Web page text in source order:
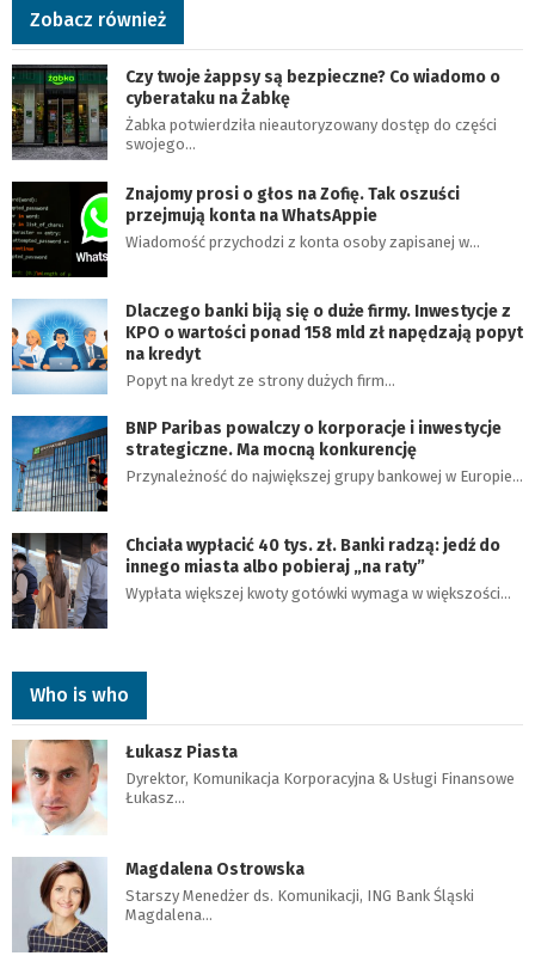
Zobacz również
Czy twoje żappsy są bezpieczne? Co wiadomo o
cyberataku na Żabkę
Żabka potwierdziła nieautoryzowany dostęp do części
swojego…
Znajomy prosi o głos na Zofię. Tak oszuści
przejmują konta na WhatsAppie
Wiadomość przychodzi z konta osoby zapisanej w…
Dlaczego banki biją się o duże firmy. Inwestycje z
KPO o wartości ponad 158 mld zł napędzają popyt
na kredyt
Popyt na kredyt ze strony dużych firm…
BNP Paribas powalczy o korporacje i inwestycje
strategiczne. Ma mocną konkurencję
Przynależność do największej grupy bankowej w Europie…
Chciała wypłacić 40 tys. zł. Banki radzą: jedź do
innego miasta albo pobieraj „na raty”
Wypłata większej kwoty gotówki wymaga w większości…
Who is who
Łukasz Piasta
Dyrektor, Komunikacja Korporacyjna & Usługi Finansowe
Łukasz…
Magdalena Ostrowska
Starszy Menedżer ds. Komunikacji, ING Bank Śląski
Magdalena…